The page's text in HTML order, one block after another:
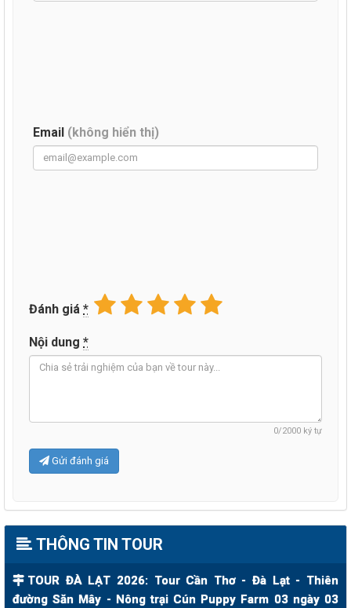
Email (không hiển thị)
Đánh giá *
Nội dung *
0/2000 ký tự
Gửi đánh giá
THÔNG TIN TOUR
TOUR ĐÀ LẠT 2026: Tour Cần Thơ - Đà Lạt - Thiên
đường Săn Mây - Nông trại Cún Puppy Farm 03 ngày 03